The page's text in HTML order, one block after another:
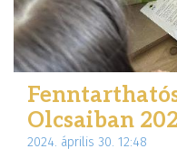
Olcsaiban
2024. április 30. 12:48